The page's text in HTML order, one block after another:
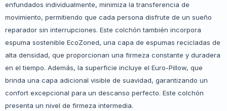
enfundados individualmente, minimiza la transferencia de
movimiento, permitiendo que cada persona disfrute de un sueño
reparador sin interrupciones. Este colchón también incorpora
espuma sostenible EcoZoned, una capa de espumas recicladas de
alta densidad, que proporcionan una firmeza constante y duradera
en el tiempo. Además, la superficie incluye el Euro-Pillow, que
brinda una capa adicional visible de suavidad, garantizando un
confort excepcional para un descanso perfecto. Este colchón
presenta un nivel de firmeza intermedia.